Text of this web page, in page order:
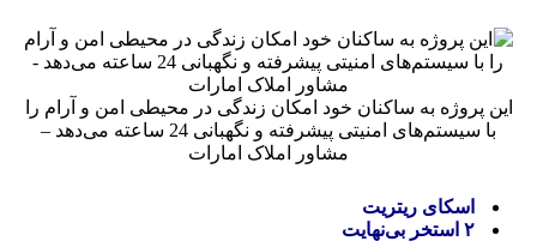
این پروژه به ساکنان خود امکان زندگی در محیطی امن و آرام را
با سیستم‌های امنیتی پیشرفته و نگهبانی 24 ساعته می‌دهد –
مشاور املاک امارات
اسکای ریتریت